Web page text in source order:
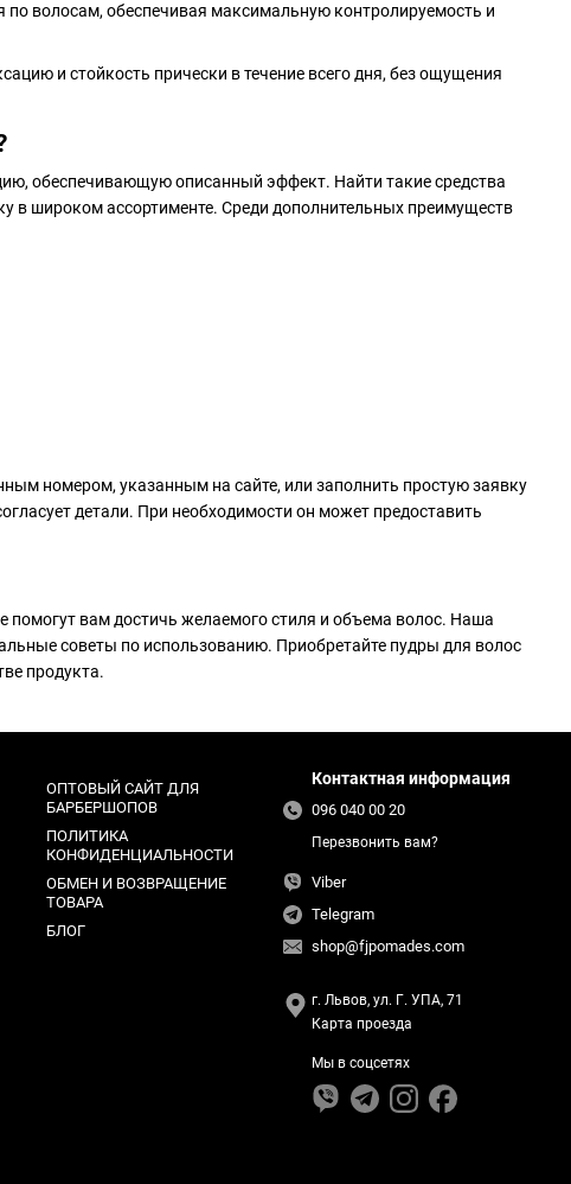
по волосам, обеспечивая максимальную контролируемость и
и стойкость прически в течение всего дня, без ощущения
обеспечивающую описанный эффект. Найти такие средства
в широком ассортименте. Среди дополнительных преимуществ
номером, указанным на сайте, или заполнить простую заявку
детали. При необходимости он может предоставить
помогут вам достичь желаемого стиля и объема волос. Наша
советы по использованию. Приобретайте пудры для волос
продукта.
ОПТОВЫЙ САЙТ ДЛЯ
БАРБЕРШОПОВ
ПОЛИТИКА
КОНФИДЕНЦИАЛЬНОСТИ
ОБМЕН И ВОЗВРАЩЕНИЕ
ТОВАРА
БЛОГ
Контактная информация
096 040 00 20
Перезвонить вам?
Viber
Telegram
shop@fjpomades.com
г. Львов, ул. Г. УПА, 71
Карта проезда
Мы в соцсетях